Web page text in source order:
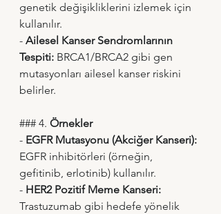
genetik değişikliklerini izlemek için
kullanılır.
- Ailesel Kanser Sendromlarının
Tespiti: BRCA1/BRCA2 gibi gen
mutasyonları ailesel kanser riskini
belirler.
### 4. Örnekler
- EGFR Mutasyonu (Akciğer Kanseri):
EGFR inhibitörleri (örneğin,
gefitinib, erlotinib) kullanılır.
- HER2 Pozitif Meme Kanseri:
Trastuzumab gibi hedefe yönelik